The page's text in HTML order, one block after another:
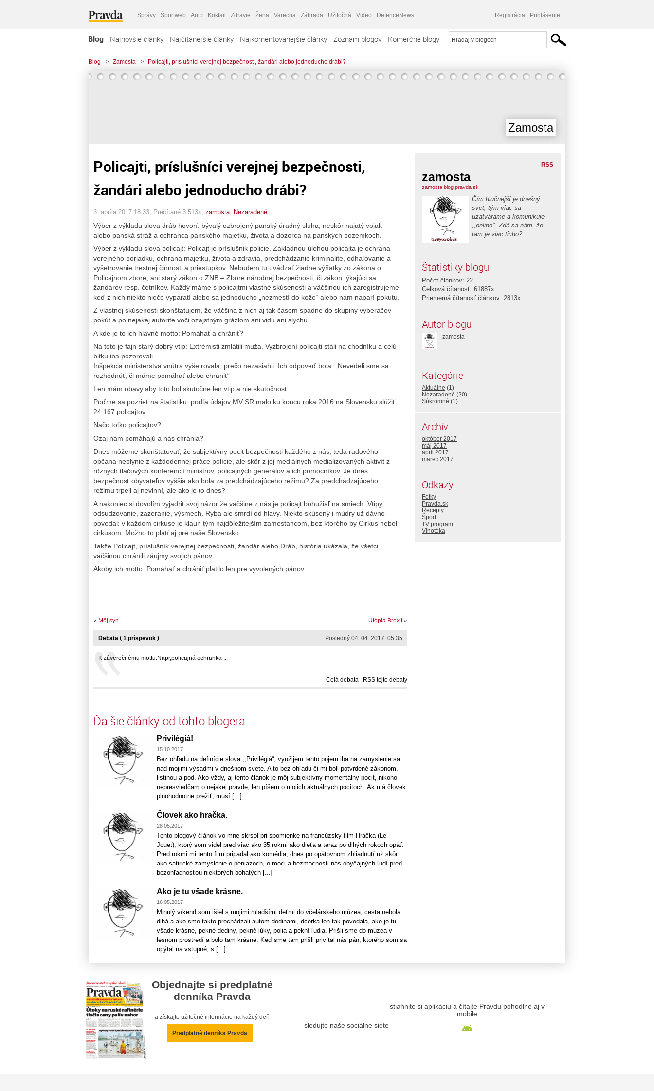
Správy Športweb Auto Koktail Zdravie Žena Varecha Záhrada Užitočná Video DefenceNews Registrácia Prihlásenie
Blog Najnovšie články Najčítanejšie články Najkomentovanejšie články Zoznam blogov Komerčné blogy
Blog > Zamosta > Policajti, príslušníci verejnej bezpečnosti, žandári alebo jednoducho drábi?
Zamosta
Policajti, príslušníci verejnej bezpečnosti,
žandári alebo jednoducho drábi?
3. apríla 2017 18:33 , Prečítané 3 513x, zamosta Nezaradené
Výber z výkladu slova dráb hovorí: bývalý ozbrojený panský úradný sluha, neskôr najatý vojak
alebo panská stráž a ochranca panského majetku, života a dozorca na panských pozemkoch.
Výber z výkladu slova policajt: Policajt je príslušnik policie. Základnou úlohou policajta je ochrana
verejného poriadku, ochrana majetku, života a zdravia, predchádzanie kriminalite, odhaľovanie a
vyšetrovanie trestnej činnosti a priestupkov. Nebudem tu uvádzať žiadne výňatky zo zákona o
Policajnom zbore, ani starý zákon o ZNB – Zbore národnej bezpečnosti, či zákon týkajúci sa
žandárov resp. četníkov. Každý máme s policajtmi vlastné skúsenosti a väčšinou ich zaregistrujeme
keď z nich niekto niečo vyparatí alebo sa jednoducho „nezmestí do kože“ alebo nám naparí pokutu.
Z vlastnej skúsenosti skonštatujem, že väčšina z nich aj tak časom spadne do skupiny vyberačov
pokút a po nejakej autorite voči ozajstným grázlom ani vidu ani slychu.
A kde je to ich hlavné motto: Pomáhať a chrániť?
Na toto je fajn starý dobrý vtip: Extrémisti zmlátili muža. Vyzbrojení policajti stáli na chodníku a celú
bitku iba pozorovali.
Inšpekcia ministerstva vnútra vyšetrovala, prečo nezasiahli. Ich odpoveď bola: „Nevedeli sme sa
rozhodnúť, či máme pomáhať alebo chrániť“
Len mám obavy aby toto bol skutočne len vtip a nie skutočnosť.
Poďme sa pozrieť na štatistiku: podľa údajov MV SR malo ku koncu roka 2016 na Slovensku slúžiť
24 167 policajtov.
Načo toľko policajtov?
Ozaj nám pomáhajú a nás chránia?
Dnes môžeme skonštatovať, že subjektívny pocit bezpečnosti každého z nás, teda radového
občana neplynie z každodennej práce polície, ale skôr z jej mediálnych medializovaných aktivít z
rôznych tlačových konferencií ministrov, policajných generálov a ich pomocníkov. Je dnes
bezpečnosť obyvateľov vyššia ako bola za predchádzajúceho režimu? Za predchádzajúceho
režimu trpeli aj nevinní, ale ako je to dnes?
A nakoniec si dovolím vyjadriť svoj názor že väčšine z nás je policajt bohužiaľ na smiech. Vtipy,
odsudzovanie, zazeranie, výsmech. Ryba ale smrdí od hlavy. Niekto skúsený i múdry už dávno
povedal: v každom cirkuse je klaun tým najdôležitejším zamestancom, bez ktorého by Cirkus nebol
cirkusom. Možno to platí aj pre naše Slovensko.
Takže Policajt, príslušník verejnej bezpečnosti, žandár alebo Dráb, história ukázala, že všetci
väčšinou chránili záujmy svojich pánov.
Akoby ich motto: Pomáhať a chrániť platilo len pre vyvolených pánov.
Utópia Brexit»
« Môj syn
Posledný 04. 04. 2017, 05:35
Debata ( 1 príspevok )
K záverečnému mottu.Napr,policajná ochranka ...
Celá debata RSS tejto debaty
Ďalšie články od tohto blogera
Privilégiá!
15.10.2017
Bez ohľadu na definície slova ,,Privilégiá“, využijem tento pojem iba na zamyslenie sa
nad mojimi výsadmi v dnešnom svete. A to bez ohľadu či mi boli potvrdené zákonom,
listinou a pod. Ako vždy, aj tento článok je môj subjektívny momentálny pocit, nikoho
nepresviedčam o nejakej pravde, len píšem o mojich aktuálnych pocitoch. Ak má človek
plnohodnotne prežiť, musí [...]
Človek ako hračka.
28.05.2017
Tento blogový článok vo mne skrsol pri spomienke na francúzsky film Hračka (Le
Jouet), ktorý som videl pred viac ako 35 rokmi ako dieťa a teraz po dlhých rokoch opäť.
Pred rokmi mi tento film pripadal ako komédia, dnes po opätovnom zhliadnutí už skôr
ako satirické zamyslenie o peniazoch, o moci a bezmocnosti nás obyčajných ľudí pred
bezohľadnosťou niektorých bohatých [...]
Ako je tu všade krásne.
16.05.2017
Minulý víkend som išiel s mojimi mladšími deťmi do včelárskeho múzea, cesta nebola
dlhá a ako sme takto prechádzali autom dedinami, dcérka len tak povedala, ako je tu
všade krásne, pekné dediny, pekné lúky, polia a pekní ľudia. Prišli sme do múzea v
lesnom prostredí a bolo tam krásne. Keď sme tam prišli privítal nás pán, ktorého som sa
opýtal na vstupné, s [...]
RSS
zamosta
zamosta.blog.pravda.sk
Čím hlučnejší je dnešný
svet, tým viac sa
uzatvárame a komunikuje
,,online". Zdá sa nám, že
tam je viac ticho?
Štatistiky blogu
Počet článkov: 22
Celková čítanosť: 61887x
Priemerná čítanosť článkov: 2813x
Autor blogu
zamosta
Kategórie
Aktuálne (1)
Nezaradené (20)
Súkromné (1)
Archív
október 2017
máj 2017
apríl 2017
marec 2017
Odkazy
Fotky
Pravda.sk
Recepty
Šport
TV program
Vinotéka
Objednajte si predplatné
denníka Pravda
a získajte užitočné informácie na každý deň
Predplatné denníka Pravda
sledujte naše sociálne siete
stiahnite si aplikáciu a čítajte Pravdu pohodlne aj v
mobile